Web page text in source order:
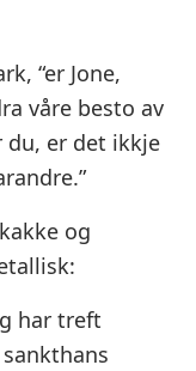
“er Jone,
våre besto av
du, er det ikkje
og
har treft